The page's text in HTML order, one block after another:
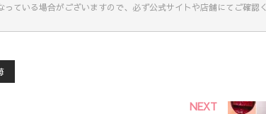
ている場合がございますので、必ず公式サイトや店舗にてご確認く
NEXT